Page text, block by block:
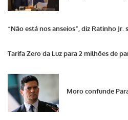
“Não está nos anseios”, diz Ratinho Jr.
Tarifa Zero da Luz para 2 milhões de
Moro confunde